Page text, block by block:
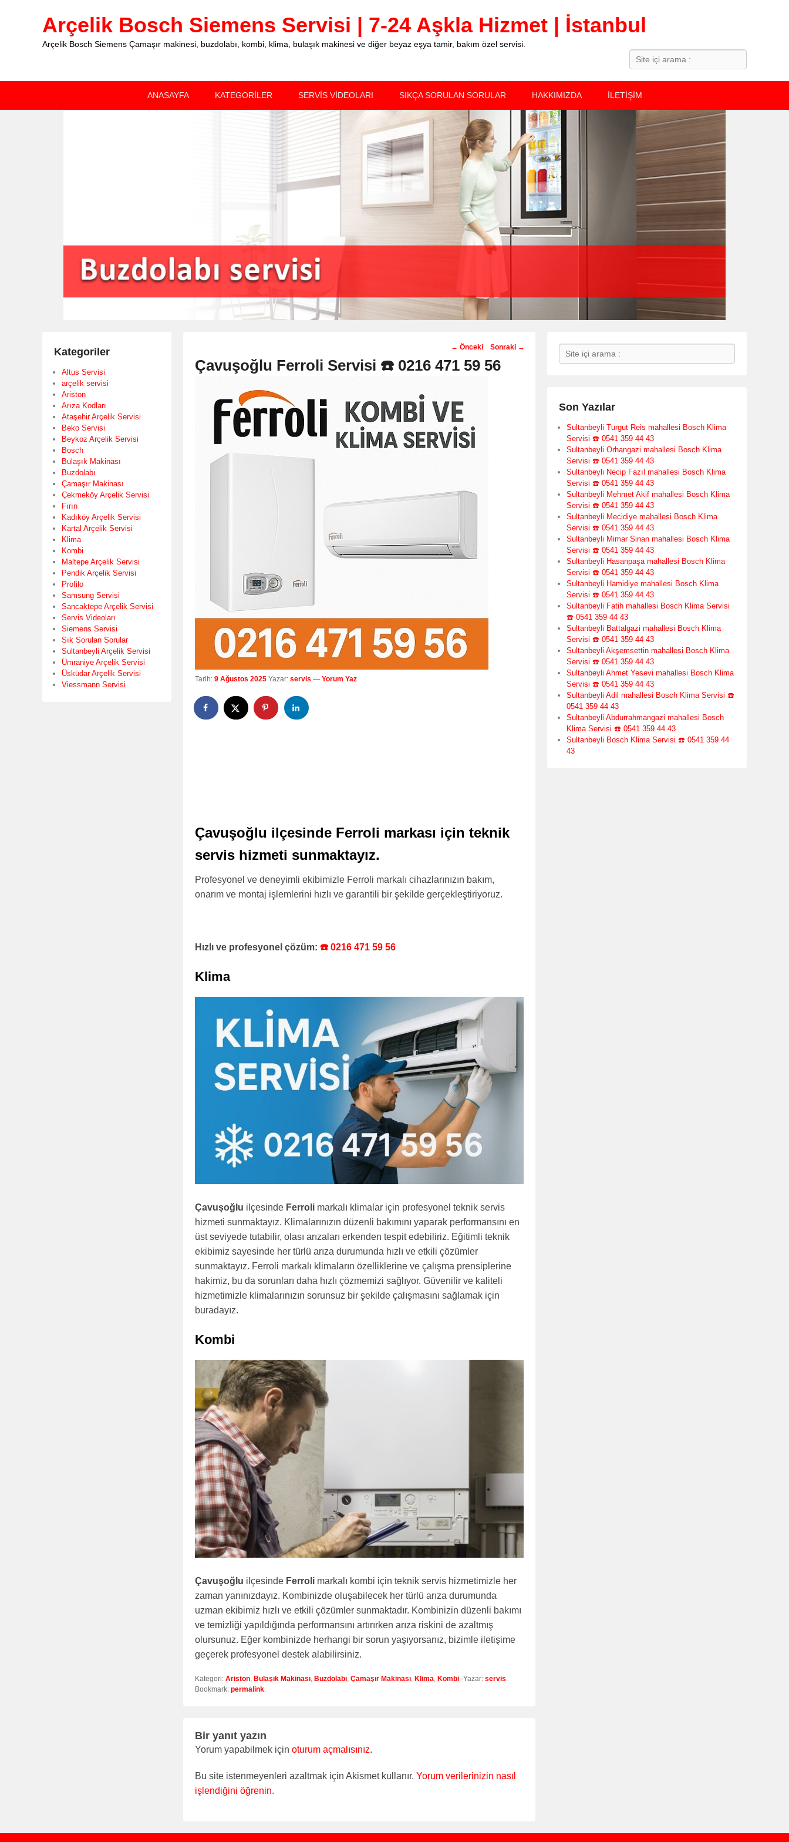
Arçelik Bosch Siemens Servisi | 7-24 Aşkla Hizmet | İstanbul
Arçelik Bosch Siemens Çamaşır makinesi, buzdolabı, kombi, klima, bulaşık makinesi ve diğer beyaz eşya tamir, bakım özel servisi.
Search
ANASAYFA KATEGORİLER SERVİS VİDEOLARI SIKÇA SORULAN SORULAR HAKKIMIZDA İLETİŞİM
Post
navigation
← Önceki Sonraki →
Çavuşoğlu Ferroli Servisi ☎️ 0216 471 59 56
Tarih: 9 Ağustos 2025 Yazar: servis — Yorum Yaz
Çavuşoğlu ilçesinde Ferroli markası için teknik
servis hizmeti sunmaktayız.
Profesyonel ve deneyimli ekibimizle Ferroli markalı cihazlarınızın bakım,
onarım ve montaj işlemlerini hızlı ve garantili bir şekilde gerçekleştiriyoruz.
Hızlı ve profesyonel çözüm: ☎️ 0216 471 59 56
Klima
Çavuşoğlu ilçesinde Ferroli markalı klimalar için profesyonel teknik servis
hizmeti sunmaktayız. Klimalarınızın düzenli bakımını yaparak performansını en
üst seviyede tutabilir, olası arızaları erkenden tespit edebiliriz. Eğitimli teknik
ekibimiz sayesinde her türlü arıza durumunda hızlı ve etkili çözümler
sunmaktayız. Ferroli markalı klimaların özelliklerine ve çalışma prensiplerine
hakimiz, bu da sorunları daha hızlı çözmemizi sağlıyor. Güvenilir ve kaliteli
hizmetimizle klimalarınızın sorunsuz bir şekilde çalışmasını sağlamak için
buradayız.
Kombi
Çavuşoğlu ilçesinde Ferroli markalı kombi için teknik servis hizmetimizle her
zaman yanınızdayız. Kombinizde oluşabilecek her türlü arıza durumunda
uzman ekibimiz hızlı ve etkili çözümler sunmaktadır. Kombinizin düzenli bakımı
ve temizliği yapıldığında performansını artırırken arıza riskini de azaltmış
olursunuz. Eğer kombinizde herhangi bir sorun yaşıyorsanız, bizimle iletişime
geçerek profesyonel destek alabilirsiniz.
Kategori: Ariston, Bulaşık Makinası, Buzdolabı, Çamaşır Makinası, Klima, Kombi -Yazar: servis.
Bookmark: permalink.
Bir yanıt yazın
Yorum yapabilmek için oturum açmalısınız.
Bu site istenmeyenleri azaltmak için Akismet kullanır. Yorum verilerinizin nasıl
işlendiğini öğrenin.
Search
Son Yazılar
Sultanbeyli Turgut Reis mahallesi Bosch Klima
Servisi ☎️ 0541 359 44 43
Sultanbeyli Orhangazi mahallesi Bosch Klima
Servisi ☎️ 0541 359 44 43
Sultanbeyli Necip Fazıl mahallesi Bosch Klima
Servisi ☎️ 0541 359 44 43
Sultanbeyli Mehmet Akif mahallesi Bosch Klima
Servisi ☎️ 0541 359 44 43
Sultanbeyli Mecidiye mahallesi Bosch Klima
Servisi ☎️ 0541 359 44 43
Sultanbeyli Mimar Sinan mahallesi Bosch Klima
Servisi ☎️ 0541 359 44 43
Sultanbeyli Hasanpaşa mahallesi Bosch Klima
Servisi ☎️ 0541 359 44 43
Sultanbeyli Hamidiye mahallesi Bosch Klima
Servisi ☎️ 0541 359 44 43
Sultanbeyli Fatih mahallesi Bosch Klima Servisi
☎️ 0541 359 44 43
Sultanbeyli Battalgazi mahallesi Bosch Klima
Servisi ☎️ 0541 359 44 43
Sultanbeyli Akşemsettin mahallesi Bosch Klima
Servisi ☎️ 0541 359 44 43
Sultanbeyli Ahmet Yesevi mahallesi Bosch Klima
Servisi ☎️ 0541 359 44 43
Sultanbeyli Adil mahallesi Bosch Klima Servisi ☎️
0541 359 44 43
Sultanbeyli Abdurrahmangazi mahallesi Bosch
Klima Servisi ☎️ 0541 359 44 43
Sultanbeyli Bosch Klima Servisi ☎️ 0541 359 44
43
Kategoriler
Altus Servisi
arçelik servisi
Ariston
Arıza Kodları
Ataşehir Arçelik Servisi
Beko Servisi
Beykoz Arçelik Servisi
Bosch
Bulaşık Makinası
Buzdolabı
Çamaşır Makinası
Çekmeköy Arçelik Servisi
Fırın
Kadıköy Arçelik Servisi
Kartal Arçelik Servisi
Klima
Kombi
Maltepe Arçelik Servisi
Pendik Arçelik Servisi
Profilo
Samsung Servisi
Sancaktepe Arçelik Servisi
Servis Videoları
Siemens Servisi
Sık Sorulan Sorular
Sultanbeyli Arçelik Servisi
Ümraniye Arçelik Servisi
Üsküdar Arçelik Servisi
Viessmann Servisi